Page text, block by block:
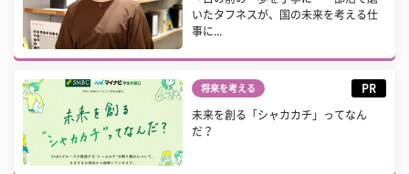
いたタフネスが、国の未来を考える仕
事に...
将来を考える PR
未来を創る「シャカカチ」ってなん
だ？